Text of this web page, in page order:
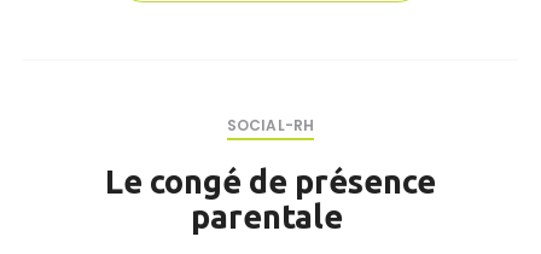
SOCIAL-RH
Le congé de présence
parentale